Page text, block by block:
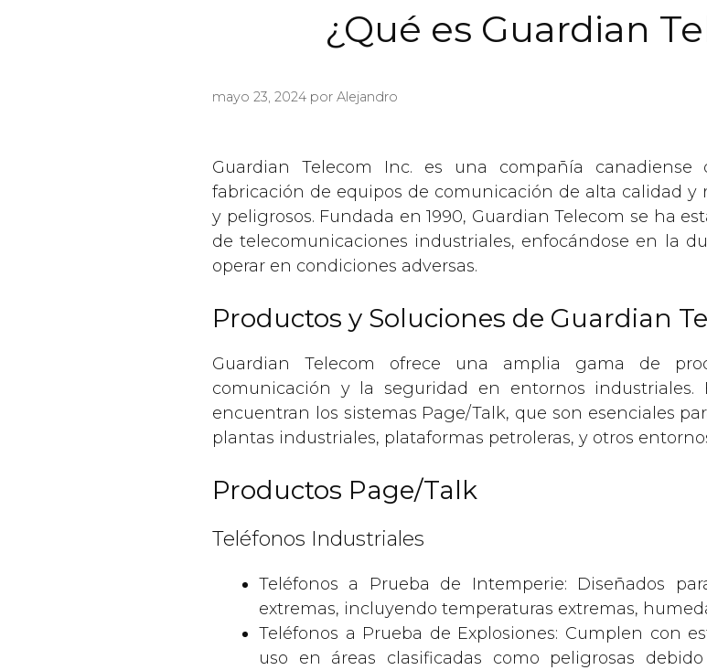
¿Qué es Guardian
mayo 23, 2024 por Alejandro
Guardian Telecom Inc. es una compañía
fabricación de equipos de comunicación de alta calidad y
y peligrosos. Fundada en 1990, Guardian Telecom se ha
de telecomunicaciones industriales, enfocándose en la
operar en condiciones adversas.
Productos y Soluciones de Guardian
Guardian Telecom ofrece una amplia gama de
comunicación y la seguridad en entornos industriales.
encuentran los sistemas Page/Talk, que son esenciales
plantas industriales, plataformas petroleras, y otros
Productos Page/Talk
Teléfonos Industriales
Teléfonos a Prueba de Intemperie: Diseñados
extremas, incluyendo temperaturas extremas,
Teléfonos a Prueba de Explosiones: Cumplen con
uso en áreas clasificadas como peligrosas